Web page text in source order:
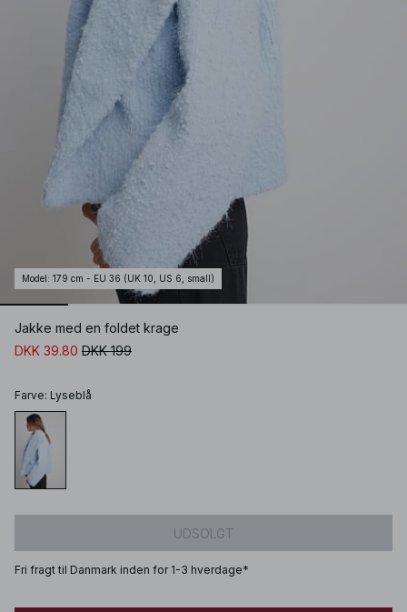
Model : 179 cm - EU 36 (UK 10, US 6, small)
Jakke med en foldet krage
DKK 39.80 DKK 199
Farve: Lyseblå
UDSOLGT
Fri fragt til Danmark inden for 1-3 hverdage*